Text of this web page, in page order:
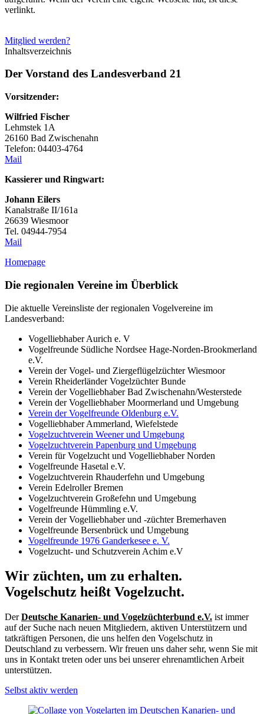
verlinkt.
Mitglied werden?
Inhaltsverzeichnis
Der Vorstand des Landesverband 21
Vorsitzender:
Wilfried Fischer
Lehmstek 1A
26160 Bad Zwischenahn
Telefon: 04403-4764
Mail
Kassierer und Ringwart:
Johann Eilers
Kanalstraße II/161a
26639 Wiesmoor
Tel. 04944-7954
Mail
Homepage
Die regionalen Vereine im Überblick
Die aktuelle Vereinsliste der regionalen Vogelvereine im
Landesverband:
Vogelliebhaber Aurich e. V
Vogelfreunde Südliche Nordsee Hage-Norden-Brookmerland
e.V.
Verein der Vogel- und Ziergeflügelzüchter Wiesmoor
Verein Rheiderländer Vogelzüchter Bunde
Verein der Vogelliebhaber Bad Zwischenahn/Westerstede
Verein der Vogelliebhaber Moormerland und Umgebung
Verein der Vogelfreunde Oldenburg e.V.
Vogelliebhaber Ammerland, Wiefelstede
Vogelzuchtverein Weener und Umgebung
Vogelzuchtverein Papenburg und Umgebung
Verein für Vogelzucht und Vogelliebhaber Norden
Vogelfreunde Hasetal e.V.
Vogelzuchtverein Rhauderfehn und Umgebung
Verein Edelroller Bremen
Vogelzuchtverein Großefehn und Umgebung
Vogelfreunde Hümmling e.V.
Verein der Vogelliebhaber und -züchter Bremerhaven
Vogelfreunde Bersenbrück und Umgebung
Vogelfreunde 1976 Ganderkesee e. V.
Vogelzucht- und Schutzverein Achim e.V
Wir züchten, um zu erhalten.
Vogelschutz heißt Vogelzucht.
DerDeutsche Kanarien- und Vogelzüchterbund e.V. ist immer
auf der Suche nach neuen Mitgliedern, aktiven Unterstützern und
tatkräftigen Personen, die uns helfen den Vogelschutz in
Deutschland zu verbessern. Wir freuen uns daher sehr, wenn Sie mit
uns in Kontakt treten oder uns bei unserer ehrenamtlichen Arbeit
unterstützen.
Selbst aktiv werden